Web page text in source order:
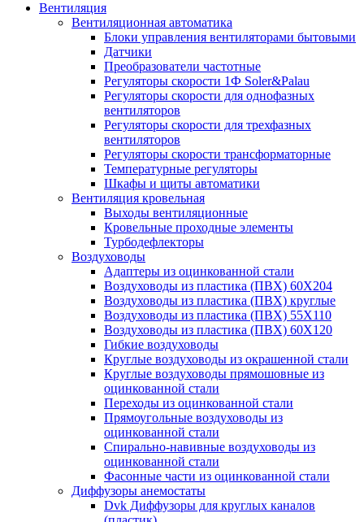
Вентиляция
Вентиляционная автоматика
Блоки управления вентиляторами бытовыми
Датчики
Преобразователи частотные
Регуляторы скорости 1Ф Soler&Palau
Регуляторы скорости для однофазных
вентиляторов
Регуляторы скорости для трехфазных
вентиляторов
Регуляторы скорости трансформаторные
Температурные регуляторы
Шкафы и щиты автоматики
Вентиляция кровельная
Выходы вентиляционные
Кровельные проходные элементы
Турбодефлекторы
Воздуховоды
Адаптеры из оцинкованной стали
Воздуховоды из пластика (ПВХ) 60Х204
Воздуховоды из пластика (ПВХ) круглые
Воздуховоды из пластика (ПВХ) 55Х110
Воздуховоды из пластика (ПВХ) 60Х120
Гибкие воздуховоды
Круглые воздуховоды из окрашенной стали
Круглые воздуховоды прямошовные из
оцинкованной стали
Переходы из оцинкованной стали
Прямоугольные воздуховоды из
оцинкованной стали
Спирально-навивные воздуховоды из
оцинкованной стали
Фасонные части из оцинкованной стали
Диффузоры анемостаты
Dvk Диффузоры для круглых каналов